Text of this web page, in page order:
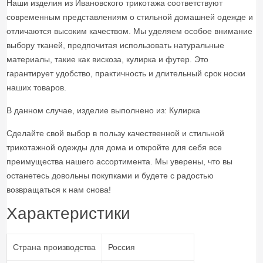
Наши изделия из Ивановского трикотажа соответствуют
современным представлениям о стильной домашней одежде и
отличаются высоким качеством. Мы уделяем особое внимание
выбору тканей, предпочитая использовать натуральные
материалы, такие как вискоза, кулирка и футер. Это
гарантирует удобство, практичность и длительный срок носки
наших товаров.
В данном случае, изделие выполнено из: Кулирка
Сделайте свой выбор в пользу качественной и стильной
трикотажной одежды для дома и откройте для себя все
преимущества нашего ассортимента. Мы уверены, что вы
останетесь довольны покупками и будете с радостью
возвращаться к нам снова!
Характеристики
Страна производства Россия